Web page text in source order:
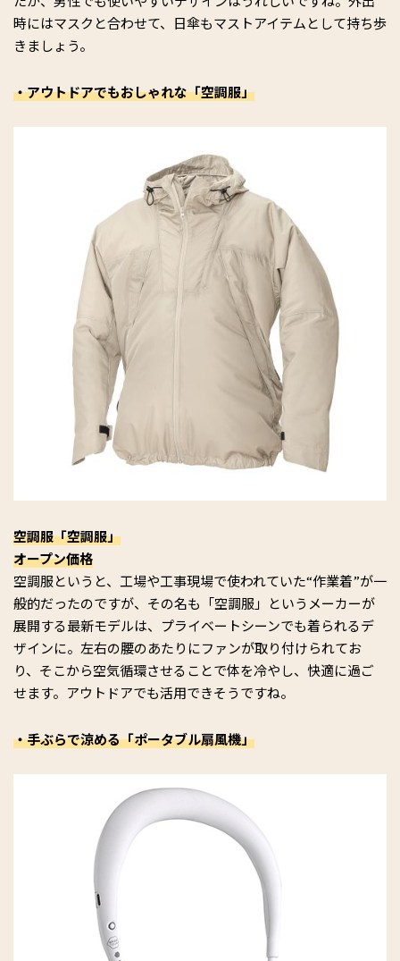
時にはマスクと合わせて、日傘もマストアイテムとして持ち歩
きましょう。
・アウトドアでもおしゃれな「空調服」
空調服「空調服」
オープン価格
空調服というと、工場や工事現場で使われていた“作業着”が一
般的だったのですが、その名も「空調服」というメーカーが
展開する最新モデルは、プライベートシーンでも着られるデ
ザインに。左右の腰のあたりにファンが取り付けられてお
り、そこから空気循環させることで体を冷やし、快適に過ご
せます。アウトドアでも活用できそうですね。
・手ぶらで涼める「ポータブル扇風機」